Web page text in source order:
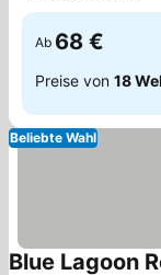
Ab 68 €
Preise von 18
Beliebte Wahl
Blue Lagoon